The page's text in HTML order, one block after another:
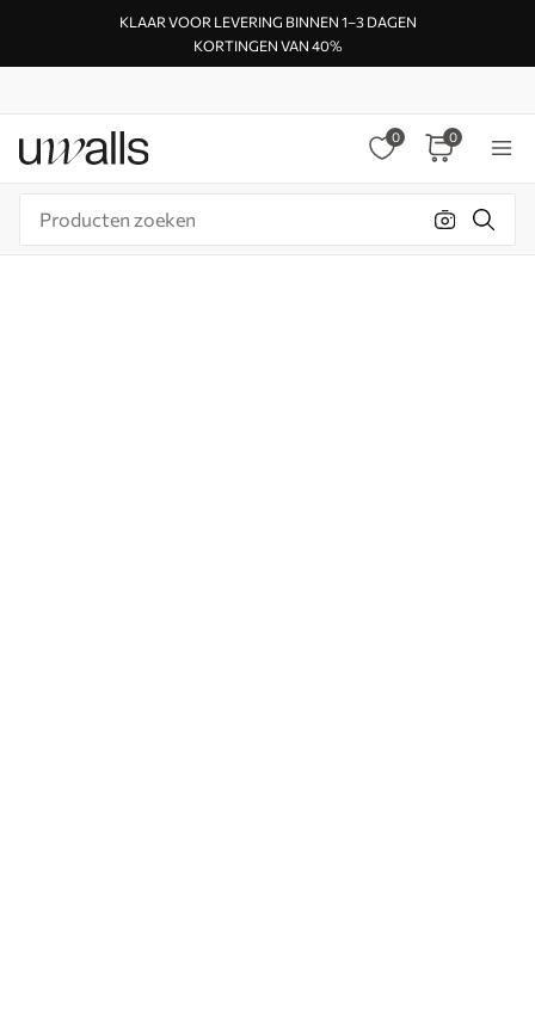
KLAAR VOOR LEVERING BINNEN 1–3 DAGEN
KORTINGEN VAN 40%
0 0